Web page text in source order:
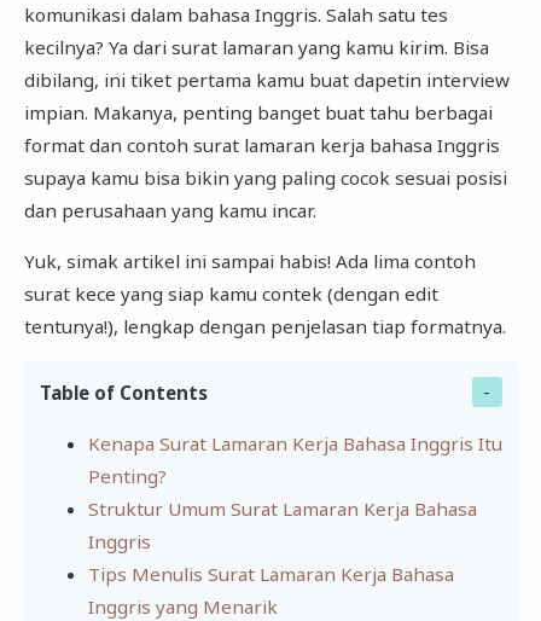
komunikasi dalam bahasa Inggris. Salah satu tes
kecilnya? Ya dari surat lamaran yang kamu kirim. Bisa
dibilang, ini tiket pertama kamu buat dapetin interview
impian. Makanya, penting banget buat tahu berbagai
format dan contoh surat lamaran kerja bahasa Inggris
supaya kamu bisa bikin yang paling cocok sesuai posisi
dan perusahaan yang kamu incar.
Yuk, simak artikel ini sampai habis! Ada lima contoh
surat kece yang siap kamu contek (dengan edit
tentunya!), lengkap dengan penjelasan tiap formatnya.
Table of Contents
Kenapa Surat Lamaran Kerja Bahasa Inggris Itu
Penting?
Struktur Umum Surat Lamaran Kerja Bahasa
Inggris
Tips Menulis Surat Lamaran Kerja Bahasa
Inggris yang Menarik